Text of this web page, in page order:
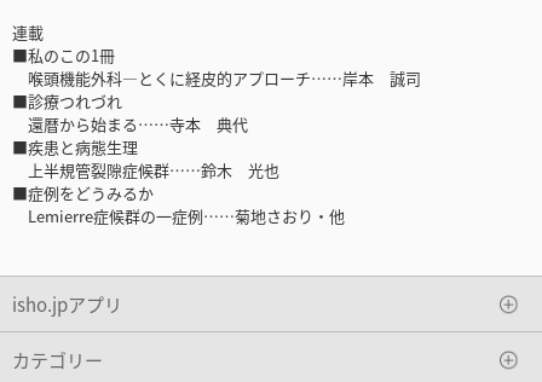
連載
■私のこの1冊
喉頭機能外科―とくに経皮的アプローチ……岸本 誠司
■診療つれづれ
還暦から始まる……寺本 典代
■疾患と病態生理
上半規管裂隙症候群……鈴木 光也
■症例をどうみるか
Lemierre症候群の一症例……菊地さおり・他
isho.jpアプリ
カテゴリー